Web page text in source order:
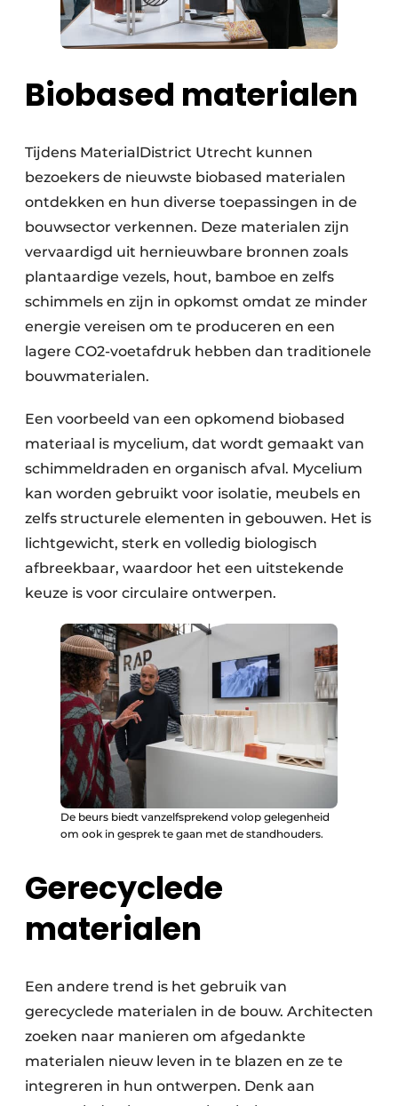
Biobased materialen
Tijdens MaterialDistrict Utrecht kunnen
bezoekers de nieuwste biobased materialen
ontdekken en hun diverse toepassingen in de
bouwsector verkennen. Deze materialen zijn
vervaardigd uit hernieuwbare bronnen zoals
plantaardige vezels, hout, bamboe en zelfs
schimmels en zijn in opkomst omdat ze minder
energie vereisen om te produceren en een
lagere CO2-voetafdruk hebben dan traditionele
bouwmaterialen.
Een voorbeeld van een opkomend biobased
materiaal is mycelium, dat wordt gemaakt van
schimmeldraden en organisch afval. Mycelium
kan worden gebruikt voor isolatie, meubels en
zelfs structurele elementen in gebouwen. Het is
lichtgewicht, sterk en volledig biologisch
afbreekbaar, waardoor het een uitstekende
keuze is voor circulaire ontwerpen.
De beurs biedt vanzelfsprekend volop gelegenheid
om ook in gesprek te gaan met de standhouders.
Gerecyclede
materialen
Een andere trend is het gebruik van
gerecyclede materialen in de bouw. Architecten
zoeken naar manieren om afgedankte
materialen nieuw leven in te blazen en ze te
integreren in hun ontwerpen. Denk aan